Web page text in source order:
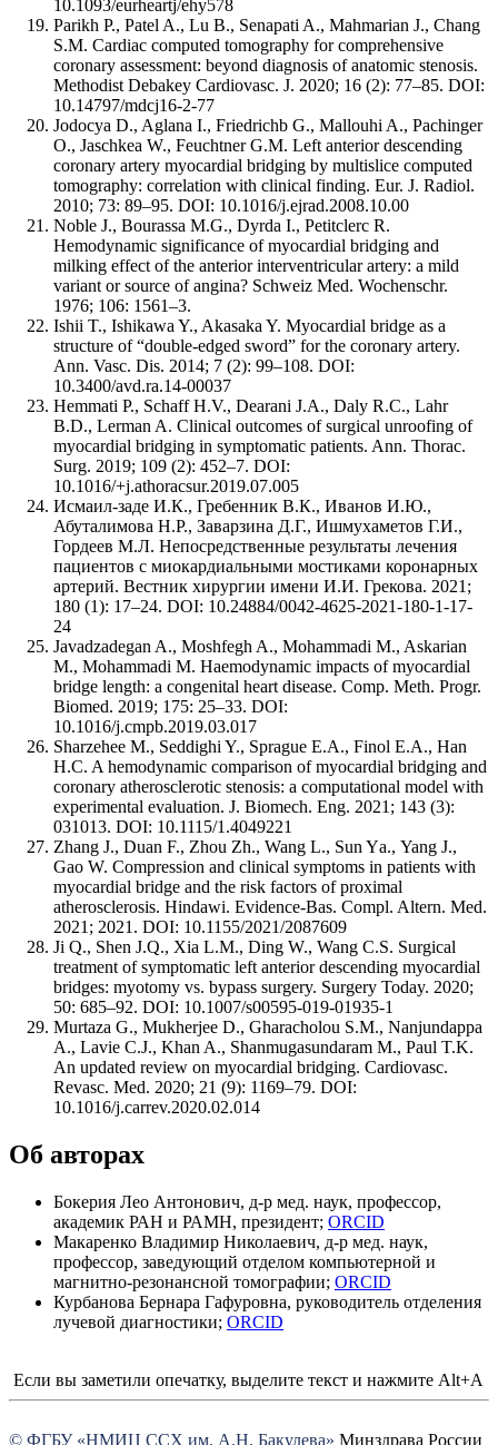
10.1093/eurheartj/ehy578
Parikh P., Patel A., Lu B., Senapati A., Mahmarian J., Chang
S.M. Cardiac computed tomography for comprehensive
coronary assessment: beyond diagnosis of anatomic stenosis.
Methodist Debakey Cardiovasc. J. 2020; 16 (2): 77–85. DOI:
10.14797/mdcj16-2-77
Jodocya D., Aglana I., Friedrichb G., Mallouhi A., Pachinger
O., Jaschkea W., Feuchtner G.M. Left anterior descending
coronary artery myocardial bridging by multislice computed
tomography: correlation with clinical finding. Eur. J. Radiol.
2010; 73: 89–95. DOI: 10.1016/j.ejrad.2008.10.00
Noble J., Bourassa M.G., Dyrda I., Petitclerc R.
Hemodynamic significance of myocardial bridging and
milking effect of the anterior interventricular artery: a mild
variant or source of angina? Schweiz Med. Wochenschr.
1976; 106: 1561–3.
Ishii T., Ishikawa Y., Akasaka Y. Myocardial bridge as a
structure of “double-edged sword” for the coronary artery.
Ann. Vasc. Dis. 2014; 7 (2): 99–108. DOI:
10.3400/avd.ra.14-00037
Hemmati P., Schaff H.V., Dearani J.A., Daly R.C., Lahr
B.D., Lerman A. Clinical outcomes of surgical unroofing of
myocardial bridging in symptomatic patients. Ann. Thorac.
Surg. 2019; 109 (2): 452–7. DOI:
10.1016/+j.athoracsur.2019.07.005
Исмаил-заде И.К., Гребенник В.К., Иванов И.Ю.,
Абуталимова Н.Р., Заварзина Д.Г., Ишмухаметов Г.И.,
Гордеев М.Л. Непосредственные результаты лечения
пациентов с миокардиальными мостиками коронарных
артерий. Вестник хирургии имени И.И. Грекова. 2021;
180 (1): 17–24. DOI: 10.24884/0042-4625-2021-180-1-17-
24
Javadzadegan A., Moshfegh A., Mohammadi M., Askarian
M., Mohammadi M. Haemodynamic impacts of myocardial
bridge length: a congenital heart disease. Comp. Meth. Progr.
Biomed. 2019; 175: 25–33. DOI:
10.1016/j.cmpb.2019.03.017
Sharzehee M., Seddighi Y., Sprague E.A., Finol E.A., Han
H.C. A hemodynamic comparison of myocardial bridging and
coronary atherosclerotic stenosis: a computational model with
experimental evaluation. J. Biomech. Eng. 2021; 143 (3):
031013. DOI: 10.1115/1.4049221
Zhang J., Duan F., Zhou Zh., Wang L., Sun Yа., Yang J.,
Gao W. Compression and clinical symptoms in patients with
myocardial bridge and the risk factors of proximal
atherosclerosis. Hindawi. Evidence-Bas. Compl. Altern. Med.
2021; 2021. DOI: 10.1155/2021/2087609
Ji Q., Shen J.Q., Xia L.M., Ding W., Wang C.S. Surgical
treatment of symptomatic left anterior descending myocardial
bridges: myotomy vs. bypass surgery. Surgery Today. 2020;
50: 685–92. DOI: 10.1007/s00595-019-01935-1
Murtaza G., Mukherjee D., Gharacholou S.M., Nanjundappa
A., Lavie C.J., Khan A., Shanmugasundaram M., Paul T.K.
An updated review on myocardial bridging. Cardiovasc.
Revasc. Med. 2020; 21 (9): 1169–79. DOI:
10.1016/j.carrev.2020.02.014
Об авторах
Бокерия Лео Антонович, д-р мед. наук, профессор,
академик РАН и РАМН, президент; ORCID
Макаренко Владимир Николаевич, д-р мед. наук,
профессор, заведующий отделом компьютерной и
магнитно-резонансной томографии; ORCID
Курбанова Бернара Гафуровна, руководитель отделения
лучевой диагностики; ORCID
Если вы заметили опечатку, выделите текст и нажмите Alt+A
© ФГБУ «НМИЦ ССХ им. А.Н. Бакулева» Минздрава России